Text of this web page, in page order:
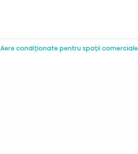
Aere condiționate pentru spații comerciale